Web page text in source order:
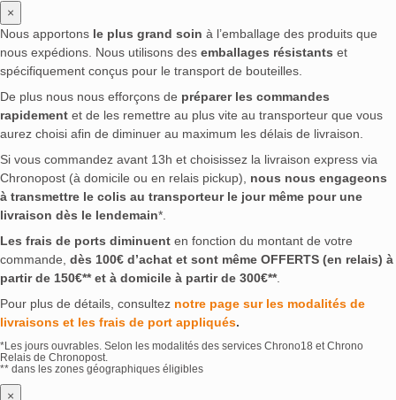
×
Nous apportons le plus grand soin à l’emballage des produits que
nous expédions. Nous utilisons des emballages résistants et
spécifiquement conçus pour le transport de bouteilles.
De plus nous nous efforçons de préparer les commandes
rapidement et de les remettre au plus vite au transporteur que vous
aurez choisi afin de diminuer au maximum les délais de livraison.
Si vous commandez avant 13h et choisissez la livraison express via
Chronopost (à domicile ou en relais pickup), nous nous engageons
à transmettre le colis au transporteur le jour même pour une
livraison dès le lendemain*.
Les frais de ports diminuent en fonction du montant de votre
commande, dès 100€ d’achat et sont même OFFERTS (en relais) à
partir de 150€** et à domicile à partir de 300€**.
Pour plus de détails, consultez notre page sur les modalités de
livraisons et les frais de port appliqués.
*Les jours ouvrables. Selon les modalités des services Chrono18 et Chrono
Relais de Chronopost.
** dans les zones géographiques éligibles
×